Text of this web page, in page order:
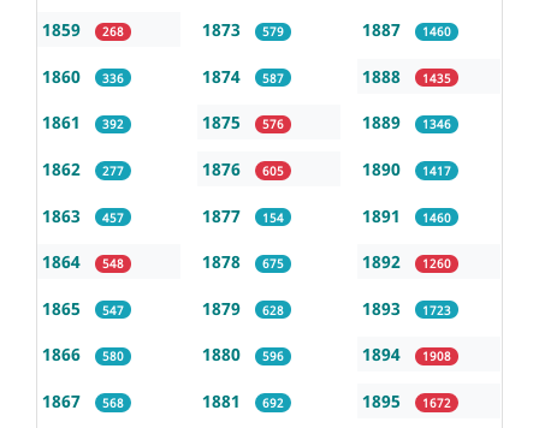
1859 268
1860 336
1861 392
1862 277
1863 457
1864 548
1865 547
1866 580
1867 568
1873 579
1874 587
1875 576
1876 605
1877 154
1878 675
1879 628
1880 596
1881 692
1887 1460
1888 1435
1889 1346
1890 1417
1891 1460
1892 1260
1893 1723
1894 1908
1895 1672